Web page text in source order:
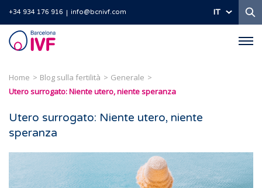
+34 934 176 916 info@bcnivf.com IT
Barcelona
IVF
Home Blog sulla fertilità
Generale
Utero surrogato: Niente utero, niente speranza
Utero surrogato: Niente utero, niente
speranza